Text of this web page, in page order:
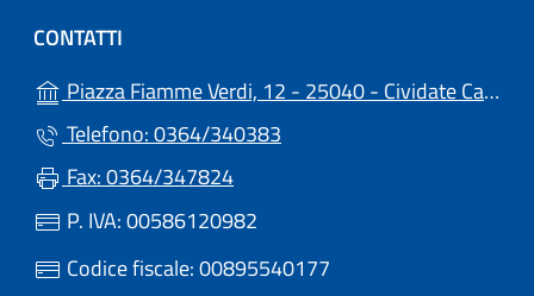
CONTATTI
Piazza Fiamme Verdi, 12 - 25040 - Cividate Camuno (BS)
Telefono: 0364/340383
Fax: 0364/347824
P. IVA: 00586120982
Codice fiscale: 00895540177